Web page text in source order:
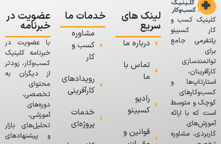
کلینیک کسب و
کار کسبینو
پلتفرمی جامع
برای
توانمندسازی
کارآفرینان،
استارتاپ‌ها و
کسب‌وکارهای
کوچک و متوسط
است که با ارائه
آموزش‌های
کاربردی، مشاوره
لینک های
سریع
درباره ما
تماس با
ما
رادیو
کسبینو
قوانین و
خدمات ما
مشاوره
کسب و
کار
رویدادهای
کارآفرینی
خدمات
پروژه‌ای
عضویت در
خبرنامه
با عضویت در
خبرنامه کلینیک
کسب‌وکار، زودتر
از دیگران به
محتوای
تخصصی،
دوره‌های
آموزشی،
تحلیل‌های بازار
و پیشنهادهای